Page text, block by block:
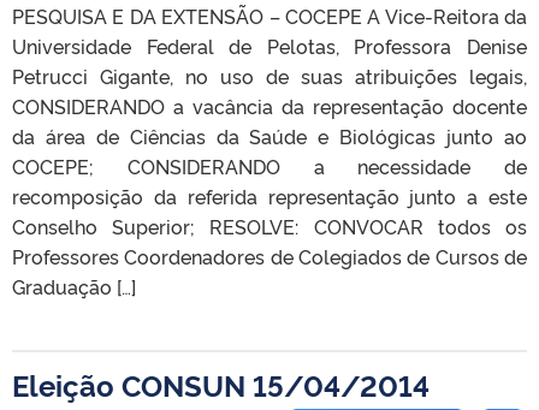
PESQUISA E DA EXTENSÃO – COCEPE A Vice-Reitora da
Universidade Federal de Pelotas, Professora Denise
Petrucci Gigante, no uso de suas atribuições legais,
CONSIDERANDO a vacância da representação docente
da área de Ciências da Saúde e Biológicas junto ao
COCEPE; CONSIDERANDO a necessidade de
recomposição da referida representação junto a este
Conselho Superior; RESOLVE: CONVOCAR todos os
Professores Coordenadores de Colegiados de Cursos de
Graduação […]
Eleição CONSUN 15/04/2014